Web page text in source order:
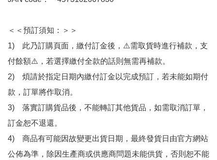
＜＜預訂須知：＞＞
1)　此乃訂購頁面，繳付訂金後，⚠️需取貨時進行補款，支
付餘額⚠️，若選擇繳付全款的話則無需再補款。
2)　煩請於指定日期內繳付訂金以完成預訂，若未能如期付
款，訂單將作取消。
3)　落實訂購貨品後，不能轉訂其他貨品，如需取消訂單，
訂金恕不退還。
4)　商品有可能因故變更出貨日期，最終發貨日由官方網站
公佈為準，除因生產商或供應商問題未能供貨，否則恕不能